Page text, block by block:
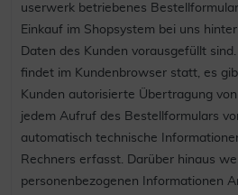
userwerk betriebenes
Einkauf im Shopsystem bei uns
Daten des Kunden vorausgefüllt
findet im Kundenbrowser statt, es
Kunden autorisierte Übertragung
jedem Aufruf des Bestellformulars
automatisch technische
Rechners erfasst. Darüber hinaus
personenbezogenen Informationen